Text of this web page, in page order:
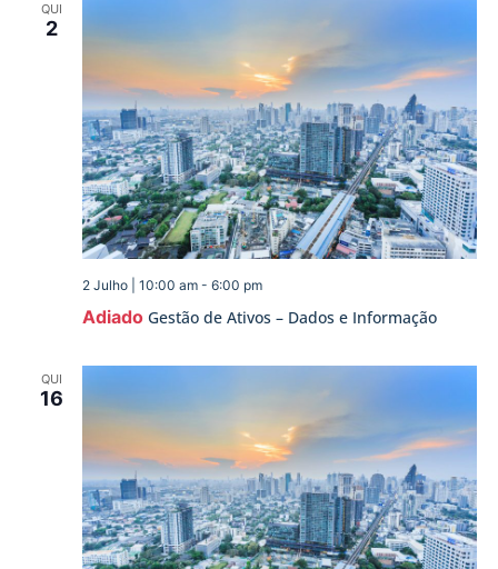
QUI
2
Adiado Gestão de Ativos – Dados e Informação
2 Julho | 10:00 am- 6:00 pm
QUI
16